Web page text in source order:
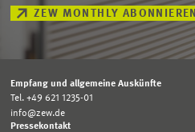
ZEW MONTHLY ABONNIEREN
Empfang und allgemeine Auskünfte
Tel. +49 621 1235-01
info@zew.de
Pressekontakt